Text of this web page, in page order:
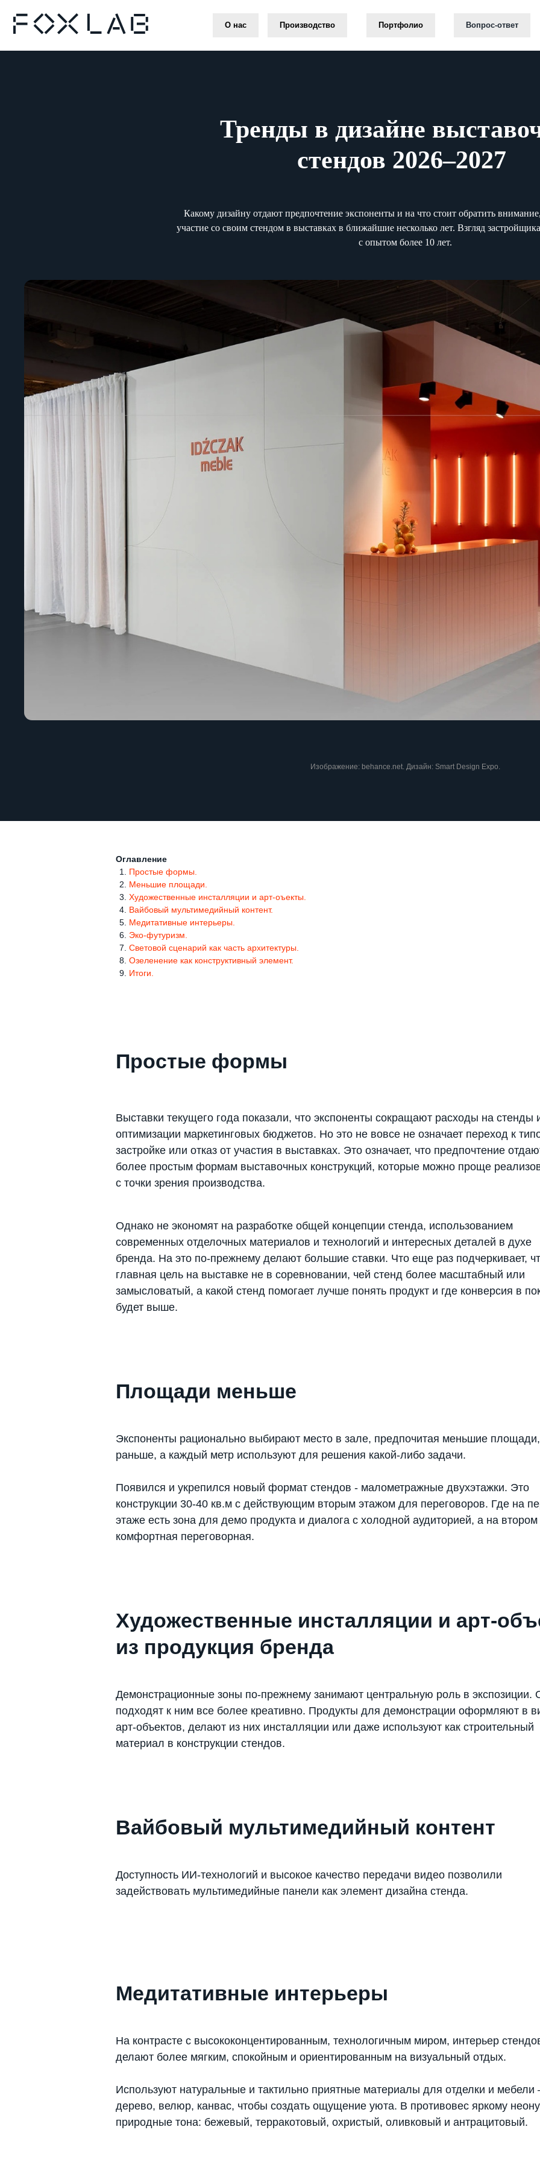
Производство Вопрос-ответ
Тренды в дизайне
стендов 2026–2027
Какому дизайну отдают предпочтение экспоненты и на что стоит обратить
участие со своим стендом в выставках в ближайшие несколько лет. Взгляд
с опытом более 10 лет.
Изображение: behance.net. Дизайн: Smart Design Expo.
Оглавление
Простые формы.
Меньшие площади.
Художественные инсталляции и арт-оъекты.
Вайбовый мультимедийный контент.
Медитативные интерьеры.
Эко-футуризм.
Световой сценарий как часть архитектуры.
Озеленение как конструктивный элемент.
Итоги.
Простые формы
Выставки текущего года показали, что экспоненты сокращают расходы на стенды
оптимизации маркетинговых бюджетов. Но это не вовсе не означает переход к
застройке или отказ от участия в выставках. Это означает, что предпочтение
более простым формам выставочных конструкций, которые можно проще
с точки зрения производства.
Однако не экономят на разработке общей концепции стенда, использованием
современных отделочных материалов и технологий и интересных деталей в духе
бренда. На это по-прежнему делают большие ставки. Что еще раз подчеркивает,
главная цель на выставке не в соревновании, чей стенд более масштабный или
замысловатый, а какой стенд помогает лучше понять продукт и где конверсия в
будет выше.
Площади меньше
Экспоненты рационально выбирают место в зале, предпочитая меньшие
раньше, а каждый метр используют для решения какой-либо задачи.
Появился и укрепился новый формат стендов - малометражные двухэтажки. Это
конструкции 30-40 кв.м с действующим вторым этажом для переговоров. Где на
этаже есть зона для демо продукта и диалога с холодной аудиторией, а на втором
комфортная переговорная.
Художественные инсталляции и арт-
из продукция бренда
Демонстрационные зоны по-прежнему занимают центральную роль в экспозиции.
подходят к ним все более креативно. Продукты для демонстрации оформляют в
арт-объектов, делают из них инсталляции или даже используют как строительный
материал в конструкции стендов.
Вайбовый мультимедийный контент
Доступность ИИ-технологий и высокое качество передачи видео позволили
задействовать мультимедийные панели как элемент дизайна стенда.
Медитативные интерьеры
На контрасте с высококонцентированным, технологичным миром, интерьер
делают более мягким, спокойным и ориентированным на визуальный отдых.
Используют натуральные и тактильно приятные материалы для отделки и
дерево, велюр, канвас, чтобы создать ощущение уюта. В противовес яркому
природные тона: бежевый, терракотовый, охристый, оливковый и антрацитовый.